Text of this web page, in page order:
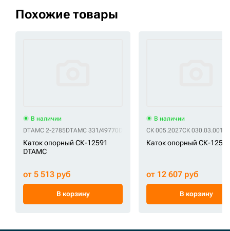
Похожие товары
В наличии
DTAMC 2-2785DTAMC 331/49770 DTAMC 5231047DTAMC 5231103
Каток опорный СК-12591
DTAMC
от 5 513 руб
В корзину
В наличии
СК 005.2027СК 030.03.001
Каток опорный СК-
от 12 607 руб
В корзину